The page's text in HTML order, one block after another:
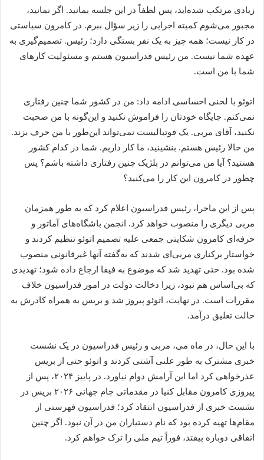
زیادی مرتکب شده‌اید، پس لطفاً در این جلسه بمانید. اگر نمانید،
مجبور می‌شوم کمیته اجرایی را زیر سؤال ببرم. در کامرون سیاستی
در کار نیست؛ همه‌ چیز به یک نفر بستگی دارد؛ رئیس. تصمیم‌گیری به
عهده شما نیست. من رئیس فدراسیون هستم و مسئولیت کارهای
شما با من است.
اتوئو با لحنی احساسی ادامه داد: من در کشور شما چنین رفتاری
نمی‌کنم. جایگاه خودتان را فراموش نکنید و این‌گونه با من صحبت
نکنید، آقای مربی. یک فوتبالیست نمی‌تواند این‌طور با من حرف بزند.
من حالا رئیس هستم. بنشینید، ما کار داریم. شما در کدام کشور
هستید؟ آیا من می‌توانم در بلژیک چنین رفتاری داشته باشم؟ پس
چطور در کامرون این کار را می‌کنید؟
پس از این ماجرا، رئیس فدراسیون اعلام کرد که به‌ طور همزمان
مربی دیگری را منصوب خواهد کرد. انجمن باشگاه‌های آماتور و
حرفه‌ای کامرون شکایتی جمعی علیه تصمیم اتوئو تنظیم کردند و
خواستار برکناری مربی‌‌ای شدند که به‌گفته آنها غیرقانونی منصوب
شده بود. حتی تهدید شد که موضوع به فیفا ارجاع داده شود؛ تهدیدی
که بی‌اساس هم نبود، زیرا دخالت دولت در امور فدراسیون خلاف
مقررات است. در نهایت، اتوئو پیروز شد و بریس به همراه کادرش به
حالت تعلیق درآمد.
با این حال، در ماه می، مربی و رئیس فدراسیون در یک نشست
خبری مشترک به‌ طور علنی آشتی کردند و اتوئو حتی از بریس
عذرخواهی کرد اما این آرامش دوام نیاورد. در پاییز ۲۰۲۴، پس از
پیروزی کامرون مقابل کنیا در مقدماتی جام جهانی ۲۰۲۶ بریس در
نشست خبری از فدراسیون انتقاد کرد؛ فدراسیون فهرستی از
مقام‌ها تهیه کرده بود که نام دستیاران من در آن نبود. اگر چنین
اتفاقی دوباره بیفتد، فوراً تیم ملی را ترک خواهم کرد.